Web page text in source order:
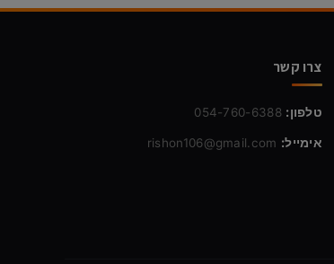
צרו קשר
טלפון: 054-760-6388
אימייל: rishon106@gmail.com